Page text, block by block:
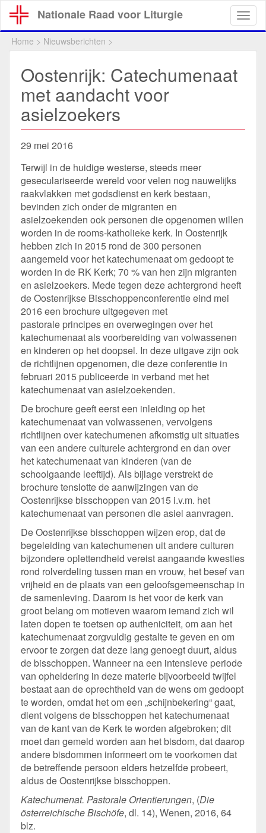
Overslaan
en
naar
Nationale Raad voor Liturgie
Home > Nieuwsberichten >
Oostenrijk: Catechumenaat
met aandacht voor
asielzoekers
29 mei 2016
Terwijl in de huidige westerse, steeds meer
geseculariseerde wereld voor velen nog nauwelijks
raakvlakken met godsdienst en kerk bestaan,
bevinden zich onder de migranten en
asielzoekenden ook personen die opgenomen willen
worden in de rooms-katholieke kerk. In Oostenrijk
hebben zich in 2015 rond de 300 personen
aangemeld voor het katechumenaat om gedoopt te
worden in de RK Kerk; 70 % van hen zijn migranten
en asielzoekers. Mede tegen deze achtergrond heeft
de Oostenrijkse Bisschoppenconferentie eind mei
2016 een brochure uitgegeven met
pastorale principes en overwegingen over het
katechumenaat als voorbereiding van volwassenen
en kinderen op het doopsel. In deze uitgave zijn ook
de richtlijnen opgenomen, die deze conferentie in
februari 2015 publiceerde in verband met het
katechumenaat van asielzoekenden.
De brochure geeft eerst een inleiding op het
katechumenaat van volwassenen, vervolgens
richtlijnen over katechumenen afkomstig uit situaties
van een andere culturele achtergrond en dan over
het katechumenaat van kinderen (van de
schoolgaande leeftijd). Als bijlage verstrekt de
brochure tenslotte de aanwijzingen van de
Oostenrijkse bisschoppen van 2015 i.v.m. het
katechumenaat van personen die asiel aanvragen.
De Oostenrijkse bisschoppen wijzen erop, dat de
begeleiding van katechumenen uit andere culturen
bijzondere oplettendheid vereist aangaande kwesties
rond rolverdeling tussen man en vrouw, het besef van
vrijheid en de plaats van een geloofsgemeenschap in
de samenleving. Daarom is het voor de kerk van
groot belang om motieven waarom iemand zich wil
laten dopen te toetsen op autheniciteit, om aan het
katechumenaat zorgvuldig gestalte te geven en om
ervoor te zorgen dat deze lang genoegt duurt, aldus
de bisschoppen. Wanneer na een intensieve periode
van opheldering in deze materie bijvoorbeeld twijfel
bestaat aan de oprechtheid van de wens om gedoopt
te worden, omdat het om een „schijnbekering“ gaat,
dient volgens de bisschoppen het katechumenaat
van de kant van de Kerk te worden afgebroken; dit
moet dan gemeld worden aan het bisdom, dat daarop
andere bisdommen informeert om te voorkomen dat
de betreffende persoon elders hetzelfde probeert,
aldus de Oostenrijkse bisschoppen.
Katechumenat. Pastorale Orientierungen, (Die
österreichische Bischöfe, dl. 14), Wenen, 2016, 64
blz.